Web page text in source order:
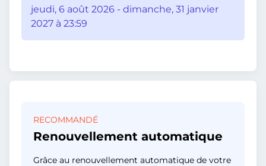
jeudi, 6 août 2026 - dimanche, 31 janvier
2027 à 23:59
RECOMMANDÉ
Renouvellement automatique
Grâce au renouvellement automatique de votre